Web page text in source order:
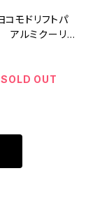
コモドリフトパ
アルミクーリ
オフセットスペ
モータースペ
SOLD OUT